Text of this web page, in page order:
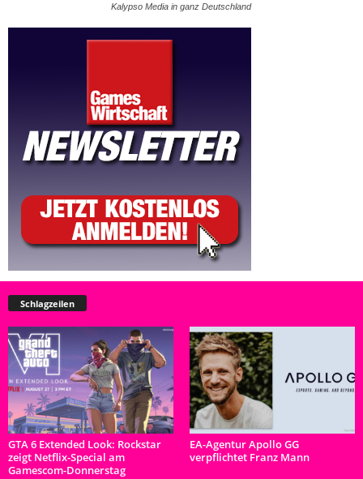
Kalypso Media in ganz Deutschland
Schlagzeilen
GTA 6 Extended Look: Rockstar
zeigt Netflix-Special am
Gamescom-Donnerstag
EA-Agentur Apollo GG
verpflichtet Franz Mann